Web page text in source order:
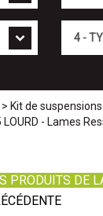
> Kit de
LOURD - Lames
PRODUITS DE